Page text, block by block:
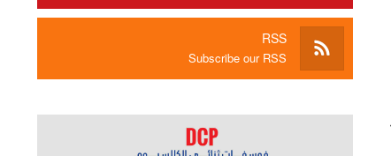
RSS
Subscribe our RSS